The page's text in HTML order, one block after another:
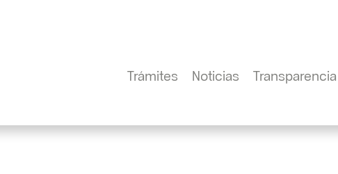
Trámites Noticias Transparencia